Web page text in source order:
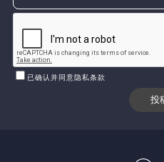
已确认并同意隐私条款